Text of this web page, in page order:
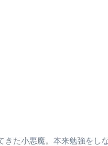
た小悪魔。本来勉強をし